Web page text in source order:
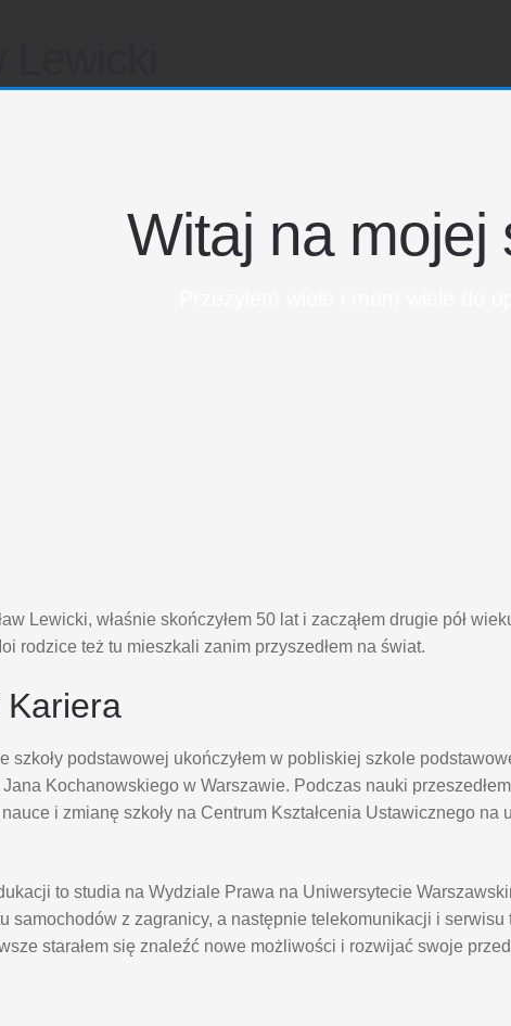
Witaj na mojej
Lewicki, właśnie skończyłem 50 lat i zacząłem drugie pół
rodzice też tu mieszkali zanim przyszedłem na świat.
Kariera
szkoły podstawowej ukończyłem w pobliskiej szkole
Kochanowskiego w Warszawie. Podczas nauki
i zmianę szkoły na Centrum Kształcenia Ustawicznego
to studia na Wydziale Prawa na Uniwersytecie
samochodów z zagranicy, a następnie telekomunikacji i
starałem się znaleźć nowe możliwości i rozwijać swoje